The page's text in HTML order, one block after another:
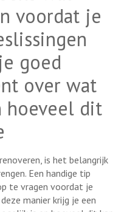
voordat je
goed
over wat
hoeveel dit
is het belangrijk
Een handige tip
te vragen voordat je
manier krijg je een